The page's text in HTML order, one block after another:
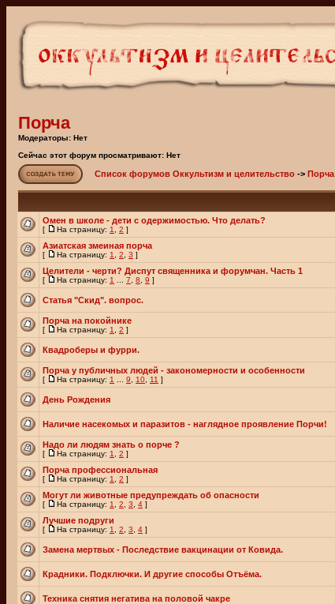
Порча
Модераторы: Нет
Сейчас этот форум просматривают: Нет
Список форумов Оккультизм и целительство -> Порча
Омен в школе - дети с одержимостью. Что делать?
[ На страницу: 1 2 ]
Азиатская змеиная порча
[ На страницу: 1 2 3 ]
Целители - черти? Диспут священника и форумчан. Часть 1
[ На страницу: 1 7 8 9 ]
Статья "Скид". вопрос.
Порча на покойнике
[ На страницу: 1 2 ]
Квадроберы и фурри.
Порча у публичных людей - закономерности и особенности
[ На страницу: 1 9 10 11 ]
День Рождения
Наличие насекомых и паразитов - наглядное проявление Порчи!
Надо ли людям знать о порче ?
[ На страницу: 1 2 ]
Порча профессиональная
[ На страницу: 1 2 ]
Могут ли животные предупреждать об опасности
[ На страницу: 1 2 3 4 ]
Лучшие подруги
[ На страницу: 1 2 3 4 ]
Замена мертвых - Последствие вакцинации от Ковида.
Крадники. Подключки. И другие способы Отъёма.
Техника снятия негатива на половой чакре